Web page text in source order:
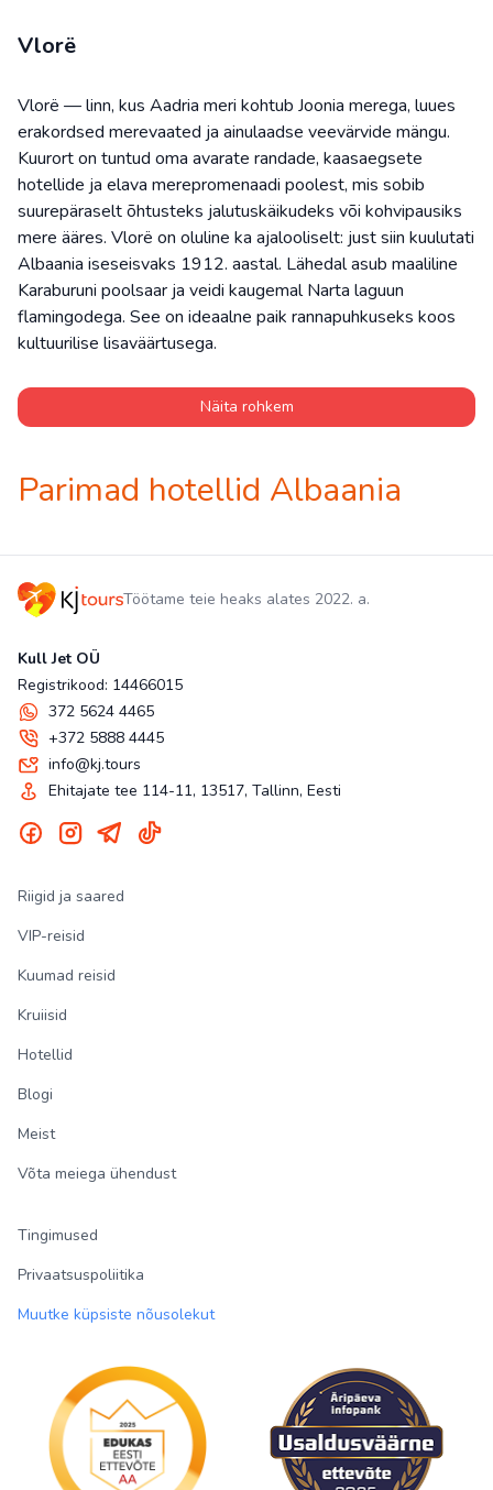
Vlorë
Vlorë — linn, kus Aadria meri kohtub Joonia merega, luues
erakordsed merevaated ja ainulaadse veevärvide mängu.
Kuurort on tuntud oma avarate randade, kaasaegsete
hotellide ja elava merepromenaadi poolest, mis sobib
suurepäraselt õhtusteks jalutuskäikudeks või kohvipausiks
mere ääres. Vlorë on oluline ka ajalooliselt: just siin kuulutati
Albaania iseseisvaks 1912. aastal. Lähedal asub maaliline
Karaburuni poolsaar ja veidi kaugemal Narta laguun
flamingodega. See on ideaalne paik rannapuhkuseks koos
kultuurilise lisaväärtusega.
Näita rohkem
Parimad hotellid Albaania
Töötame teie heaks alates 2022. a.
Kull Jet OÜ
Registrikood: 14466015
372 5624 4465
+372 5888 4445
info@kj.tours
Ehitajate tee 114-11, 13517, Tallinn, Eesti
Riigid ja saared
VIP-reisid
Kuumad reisid
Kruiisid
Hotellid
Blogi
Meist
Võta meiega ühendust
Tingimused
Privaatsuspoliitika
Muutke küpsiste nõusolekut